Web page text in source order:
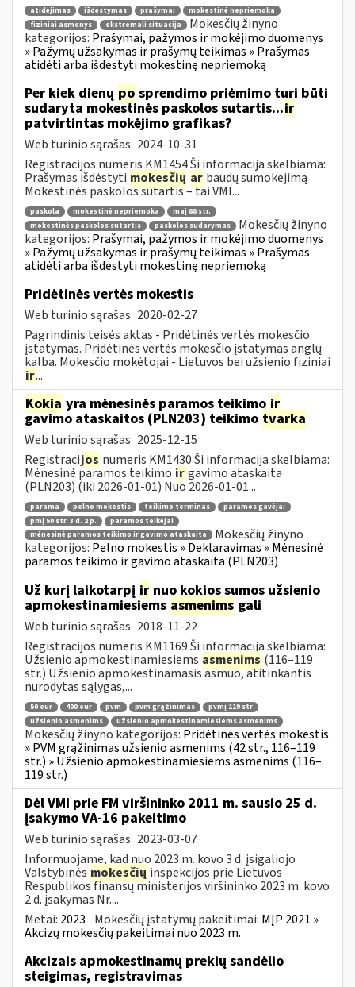
atidėjimas išdėstymas prašymai
mokestinė nepriemoka
fiziniai asmenys
ekstremali situacija
Mokesčių žinyno
kategorijos: Prašymai, pažymos ir mokėjimo duomenys
» Pažymų užsakymas ir prašymų teikimas » Prašymas
atidėti arba išdėstyti mokestinę nepriemoką
Per kiek dienų po sprendimo priėmimo turi būti
sudaryta mokestinės paskolos sutartis...ir
patvirtintas mokėjimo grafikas?
Web turinio sąrašas 2024-10-31
Registracijos numeris KM1454 Ši informacija skelbiama:
Prašymas išdėstyti mokesčių ar baudų sumokėjimą
Mokestinės paskolos sutartis – tai VMI...
paskola mokestinė nepriemoka
maį 88 str.
mokestinės paskolos sutartis
paskolos sudarymas
Mokesčių žinyno
kategorijos: Prašymai, pažymos ir mokėjimo duomenys
» Pažymų užsakymas ir prašymų teikimas » Prašymas
atidėti arba išdėstyti mokestinę nepriemoką
Pridėtinės vertės mokestis
Web turinio sąrašas 2020-02-27
Pagrindinis teisės aktas - Pridėtinės vertės mokesčio
įstatymas. Pridėtinės vertės mokesčio įstatymas anglų
kalba. Mokesčio mokėtojai - Lietuvos bei užsienio fiziniai
ir...
Kokia yra mėnesinės paramos teikimo ir
gavimo ataskaitos (PLN203) teikimo tvarka
Web turinio sąrašas 2025-12-15
Registracijos numeris KM1430 Ši informacija skelbiama:
Mėnesinė paramos teikimo irgavimo ataskaita
(PLN203) (iki 2026-01-01) Nuo 2026-01-01...
parama pelno mokestis teikimo terminas
paramos gavėjai
pmį 50 str. 3 d. 2 p.
paramos teikėjai
mėnesinė paramos teikimo ir gavimo ataskaita
Mokesčių žinyno
kategorijos: Pelno mokestis » Deklaravimas » Mėnesinė
paramos teikimo ir gavimo ataskaita (PLN203)
Už kurį laikotarpį ir nuo kokios sumos užsienio
apmokestinamiesiems asmenims gali
Web turinio sąrašas 2018-11-22
Registracijos numeris KM1169 Ši informacija skelbiama:
Užsienio apmokestinamiesiems asmenims (116–119
str.) Užsienio apmokestinamasis asmuo, atitinkantis
nurodytas sąlygas,...
50 eur 400 eur pvm pvm grąžinimas
pvmį 119 str
užsienio asmenims
užsienio apmokestinamiesiems asmenims
Mokesčių žinyno kategorijos: Pridėtinės vertės mokestis
» PVM grąžinimas užsienio asmenims (42 str., 116–119
str.) » Užsienio apmokestinamiesiems asmenims (116–
119 str.)
Dėl VMI prie FM viršininko 2011 m. sausio 25 d.
įsakymo VA-16 pakeitimo
Web turinio sąrašas 2023-03-07
Informuojame, kad nuo 2023 m. kovo 3 d. įsigaliojo
Valstybinės mokesčių inspekcijos prie Lietuvos
Respublikos finansų ministerijos viršininko 2023 m. kovo
2 d. įsakymas Nr....
Metai: 2023 Mokesčių įstatymų pakeitimai: MĮP 2021 »
Akcizų mokesčių pakeitimai nuo 2023 m.
Akcizais apmokestinamų prekių sandėlio
steigimas, registravimas